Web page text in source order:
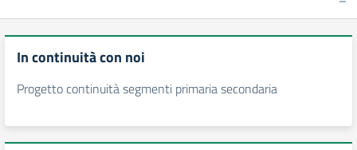
In continuità con noi
Progetto continuità segmenti primaria secondaria